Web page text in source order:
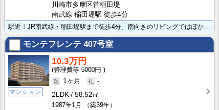
川崎市多摩区菅稲田堤
南武線 稲田堤駅 徒歩4分
駅近！JR南武線・稲田堤駅まで徒歩4分。南向きのリビングではぽかぽかの日差しが感じられます。家計にや･･･
モンテフレンテ 407号室
マンション
10.3万円
5000円
1ヶ月
-
2LDK
58.52㎡
1987年1月
（築39年）